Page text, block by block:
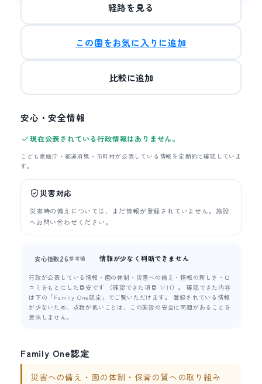
経路を見る
この園をお気に入りに追加
比較に追加
安心・安全情報
現在公表されている行政情報はありません。
こども家庭庁・都道府県・市町村が公表している情報を定期的に確認していま
す。
災害対応
災害時の備えについては、まだ情報が登録されていません。施設
へお問い合わせください。
安心指数26参考値 情報が少なく判断できません
行政が公表している情報・園の体制・災害への備え・情報の新しさ・口
コミをもとにした目安です （確認できた項目 1/11）。 確認できた内容
は下の「Family One認定」でご覧いただけます。 登録されている情報
が少ないため、点数が低いことは、この施設の安全に問題があることを
意味しません。
Family One認定
災害への備え・園の体制・保育の質への取り組み